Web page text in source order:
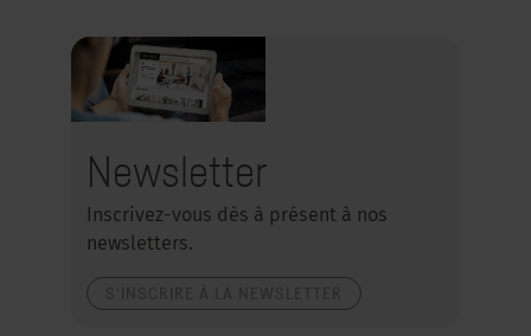
Newsletter
Inscrivez-vous dès à présent à nos
newsletters.